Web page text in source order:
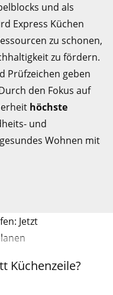
und als
Express Küchen
zu schonen,
zu fördern.
Prüfzeichen geben
den Fokus auf
höchste
und
Wohnen mit
Küchenzeile?